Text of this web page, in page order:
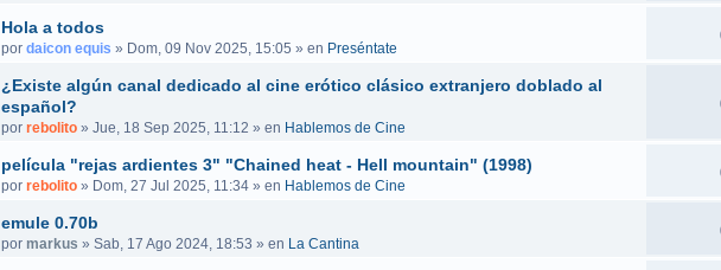
Hola a todos
por daicon equis » Dom, 09 Nov 2025, 15:05 » en Preséntate
¿Existe algún canal dedicado al cine erótico clásico extranjero doblado al
español?
por rebolito» Jue, 18 Sep 2025, 11:12 » en Hablemos de Cine
película "rejas ardientes 3" "Chained heat - Hell mountain" (1998)
por rebolito» Dom, 27 Jul 2025, 11:34» en Hablemos de Cine
emule 0.70b
por markus » Sab, 17 Ago 2024, 18:53 » en La Cantina